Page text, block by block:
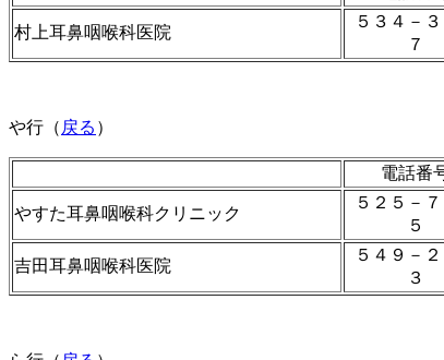
村上耳鼻咽喉科医院
５３４－
７
や行（ 戻る ）
電話番
やすた耳鼻咽喉科クリニック
５２５－７
５
吉田耳鼻咽喉科医院
５４９－
３